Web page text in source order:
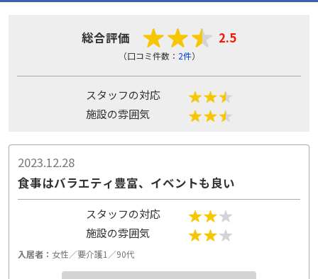
総合評価 2.5
（口コミ件数： 2件）
スタッフの対応
施設の雰囲気
2023.12.28
食事はバラエティ豊富、イベントも良い
スタッフの対応
施設の雰囲気
入居者： 女性／要介護1／90代